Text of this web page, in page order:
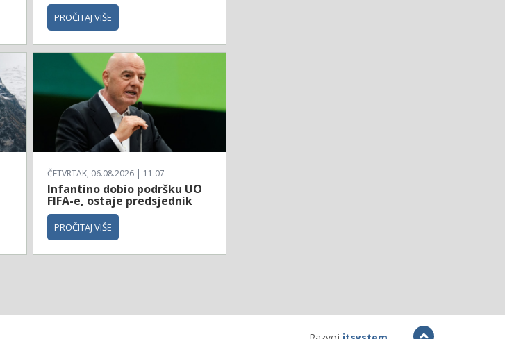
PROČITAJ VIŠE
ČETVRTAK, 06.08.2026 | 11:07
Infantino dobio podršku UO
FIFA-e, ostaje predsjednik
PROČITAJ VIŠE